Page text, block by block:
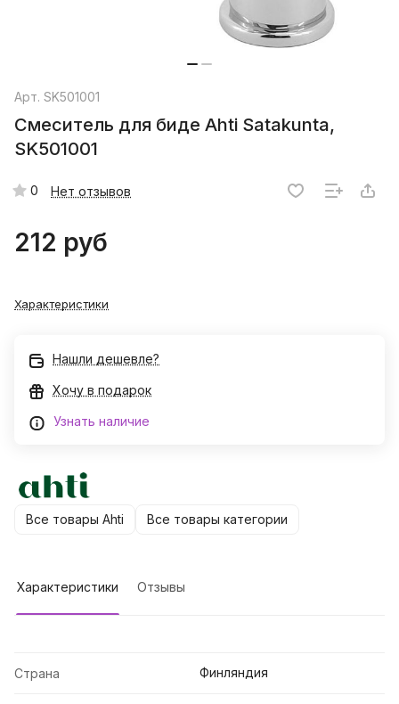
Арт. SK501001
Смеситель для биде Ahti Satakunta,
SK501001
0 Нет отзывов
212 руб
Характеристики
Нашли дешевле?
Хочу в подарок
Узнать наличие
Все товары Ahti Все товары категории
Характеристики Отзывы
Страна Финляндия